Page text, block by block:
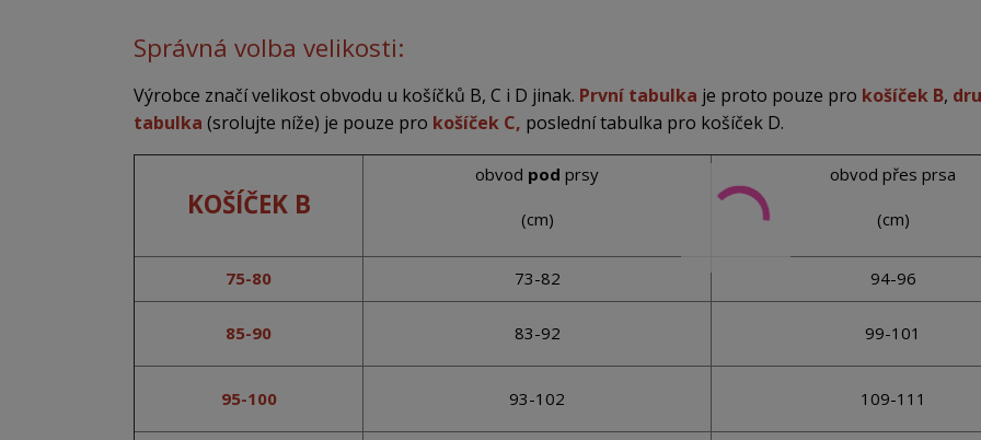
Správná volba velikosti:
Výrobce značí velikost obvodu u košíčků B, C i D jinak. První tabulka je proto pouze pro košíček B,
tabulka (srolujte níže) je pouze pro košíček C, poslední tabulka pro košíček D.
KOŠÍČEK B
obvod pod prsy
(cm)
obvod přes prsa
(cm)
75-80 73-82 94-96
85-90 83-92 99-101
95-100 93-102 109-111